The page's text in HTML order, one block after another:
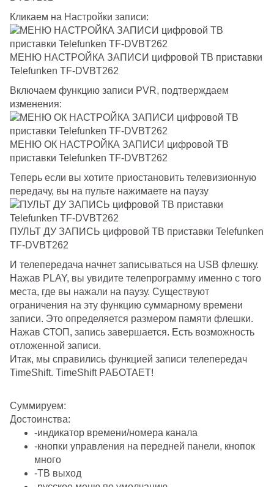
Кликаем на Настройки записи:
МЕНЮ НАСТРОЙКА ЗАПИСИ цифровой ТВ приставки
Telefunken TF-DVBT262
Включаем функцию записи PVR, подтверждаем
изменения:
МЕНЮ ОК НАСТРОЙКА ЗАПИСИ цифровой ТВ
приставки Telefunken TF-DVBT262
Теперь если вы хотите приостановить телевизионную
передачу, вы на пульте нажимаете на паузу
ПУЛЬТ ДУ ЗАПИСЬ цифровой ТВ приставки Telefunken
TF-DVBT262
И телепередача начнет записываться на USB флешку.
Нажав PLAY, вы увидите телепрограмму именно с того
места, где вы нажали на паузу. Существуют
ограничения на эту функцию суммарному времени
записи. Это определяется размером памяти флешки.
Нажав СТОП, запись завершается. Есть возможность
отложенной записи.
Итак, мы справились функцией записи телепередач
TimeShift. TimeShift РАБОТАЕТ!
Суммируем:
Достоинства:
-индикатор времени/номера канала
-кнопки управления на передней панели, кнопок
много
-ТВ выход